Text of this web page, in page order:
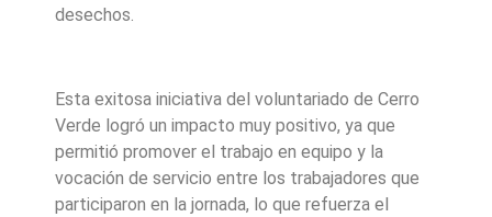
desechos.
Esta exitosa iniciativa del voluntariado de Cerro
Verde logró un impacto muy positivo, ya que
permitió promover el trabajo en equipo y la
vocación de servicio entre los trabajadores que
participaron en la jornada, lo que refuerza el